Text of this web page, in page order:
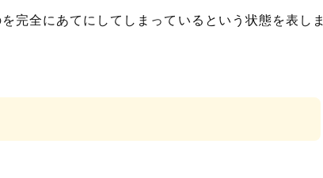
完全にあてにしてしまっているという状態を表しま